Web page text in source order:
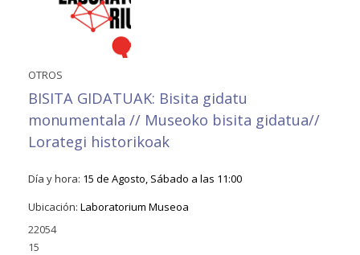
OTROS
BISITA GIDATUAK: Bisita gidatu
monumentala // Museoko bisita gidatua//
Lorategi historikoak
Día y hora: 15 de Agosto, Sábado a las 11:00
Ubicación: Laboratorium Museoa
22054
15